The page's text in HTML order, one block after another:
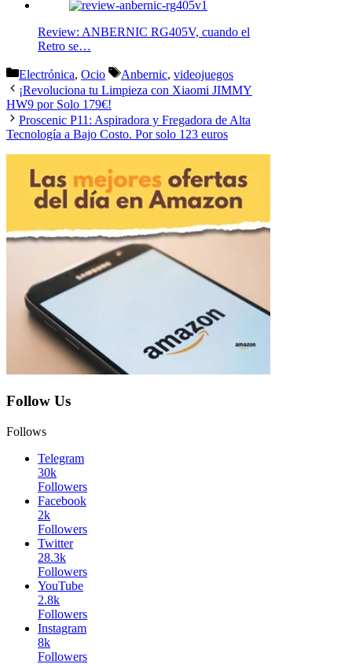
Review: ANBERNIC RG405V, cuando el
Retro se…
Categorías
Electrónica, Ocio Etiquetas
Anbernic, videojuegos
¡Revoluciona tu Limpieza con Xiaomi JIMMY
HW9 por Solo 179€!
Proscenic P11: Aspiradora y Fregadora de Alta
Tecnología a Bajo Costo. Por solo 123 euros
Follow Us
Follows
Telegram
30k
Followers
Facebook
2k
Followers
Twitter
28.3k
Followers
YouTube
2.8k
Followers
Instagram
8k
Followers